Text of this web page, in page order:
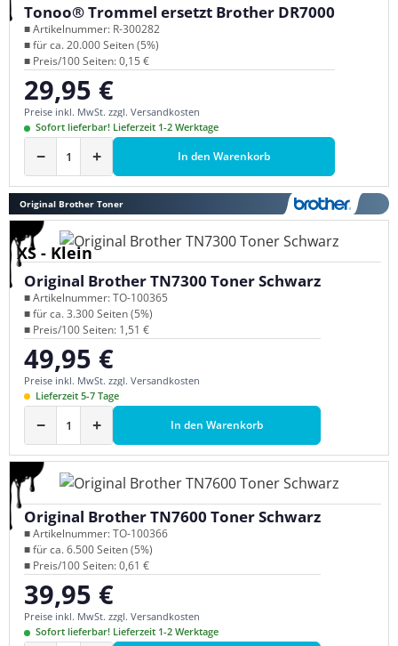
Tonoo® Trommel ersetzt Brother DR7000
■ Artikelnummer: R-300282
■ für ca. 20.000 Seiten (5%)
■ Preis/100 Seiten: 0,15 €
Regulärer Preis:
29,95 €
Preise inkl. MwSt. zzgl. Versandkosten
Sofort lieferbar! Lieferzeit 1-2 Werktage
− + In den Warenkorb
Original Brother Toner
XS - Klein
Original Brother TN7300 Toner Schwarz
■ Artikelnummer: TO-100365
■ für ca. 3.300 Seiten (5%)
■ Preis/100 Seiten: 1,51 €
Regulärer Preis:
49,95 €
Preise inkl. MwSt. zzgl. Versandkosten
Lieferzeit 5-7 Tage
− + In den Warenkorb
Original Brother TN7600 Toner Schwarz
■ Artikelnummer: TO-100366
■ für ca. 6.500 Seiten (5%)
■ Preis/100 Seiten: 0,61 €
Regulärer Preis:
39,95 €
Preise inkl. MwSt. zzgl. Versandkosten
Sofort lieferbar! Lieferzeit 1-2 Werktage